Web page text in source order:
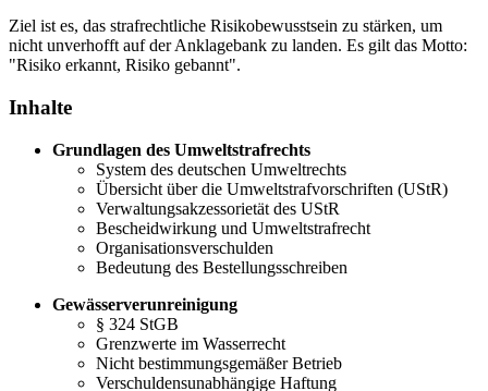
Ziel ist es, das strafrechtliche Risikobewusstsein zu stärken, um
nicht unverhofft auf der Anklagebank zu landen. Es gilt das Motto:
"Risiko erkannt, Risiko gebannt".
Inhalte
Grundlagen des Umweltstrafrechts
System des deutschen Umweltrechts
Übersicht über die Umweltstrafvorschriften (UStR)
Verwaltungsakzessorietät des UStR
Bescheidwirkung und Umweltstrafrecht
Organisationsverschulden
Bedeutung des Bestellungsschreiben
Gewässerverunreinigung
§ 324 StGB
Grenzwerte im Wasserrecht
Nicht bestimmungsgemäßer Betrieb
Verschuldensunabhängige Haftung